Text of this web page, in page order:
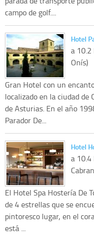
campo de golf....
Hotel
a 10.2
Onís)
Gran Hotel con un
localizado en la ciudad de
de Asturias. En el año
Parador De...
Hotel
a 10.4
El Hotel Spa Hostería De
de 4 estrellas que se
pintoresco lugar, en el
está ...